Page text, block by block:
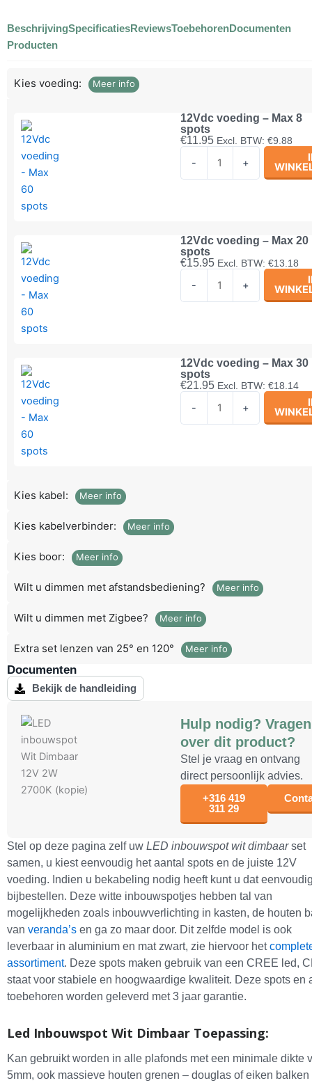
BeschrijvingSpecificatiesReviewsToebehorenDocumenten
Producten
Stel op deze pagina zelf uw LED inbouwspot wit dimbaarset
samen, u kiest eenvoudig het aantal spots en de juiste 12V
voeding. Indien u bekabeling nodig heeft kunt u dat
bijbestellen. Deze witte inbouwspotjes hebben tal van
mogelijkheden zoals inbouwverlichting in kasten, de houten
van veranda’s en ga zo maar door. Dit zelfde model is ook
leverbaar in aluminium en mat zwart, zie hiervoor het
assortiment. Deze spots maken gebruik van een CREE led,
staat voor stabiele en hoogwaardige kwaliteit. Deze spots en
toebehoren worden geleverd met 3 jaar garantie.
Led Inbouwspot Wit Dimbaar Toepassing:
Kan gebruikt worden in alle plafonds met een minimale dikte
5mm, ook massieve houten grenen – douglas of eiken balken
Kies voeding: Meer info
12Vdc voeding – Max 8
spots
€11.95 Excl. BTW: €9.88
-
spots
aantal
+
12Vdc voeding – Max 20
spots
€15.95 Excl. BTW: €13.18
-
spots
aantal
+
12Vdc voeding – Max 30
spots
€21.95 Excl. BTW: €18.14
- +
Kies kabel: Meer info
Kies kabelverbinder: Meer info
Kies boor: Meer info
Wilt u dimmen met afstandsbediening? Meer info
Wilt u dimmen met Zigbee? Meer info
Extra set lenzen van 25° en 120° Meer info
Documenten
Bekijk de handleiding
Hulp nodig? Vragen
over dit product?
Stel je vraag en ontvang
direct persoonlijk advies.
+316 419
311 29